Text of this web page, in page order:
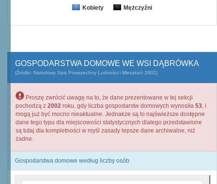
Kobiety Mężczyźni
GOSPODARSTWA DOMOWE WE WSI DĄBRÓWKA
(Źródło: Narodowy Spis Powszechny Ludności i Mieszkań 2002)
Proszę zwrócić uwagę na to, że dane prezentowane w tej sekcji
pochodzą z 2002 roku, gdy liczba gospodarstw domowych wynosiła 53, i
mogą już być mocno nieaktualne. Jednakże są to najświeższe dostępne
dane tego typu dla miejscowości statystycznych dlatego przedstawione
są tutaj dla kompletności w myśl zasady lepsze dane archiwalne, niż
żadne.
Gospodarstwa domowe według liczby osób